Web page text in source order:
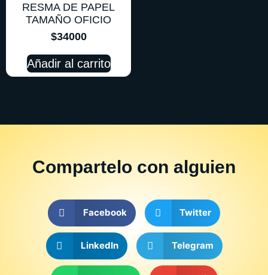
RESMA DE PAPEL
TAMAÑO OFICIO
$34000
Añadir al carrito
Compartelo con alguien
Facebook Twitter
LinkedIn Telegram